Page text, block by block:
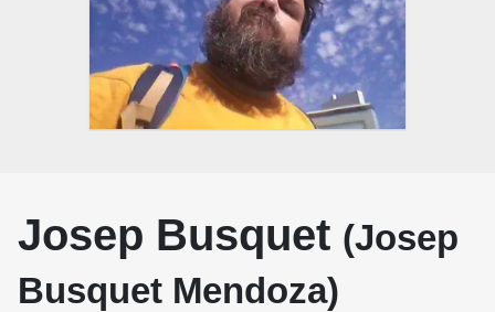
Josep Busquet (Josep
Busquet Mendoza)